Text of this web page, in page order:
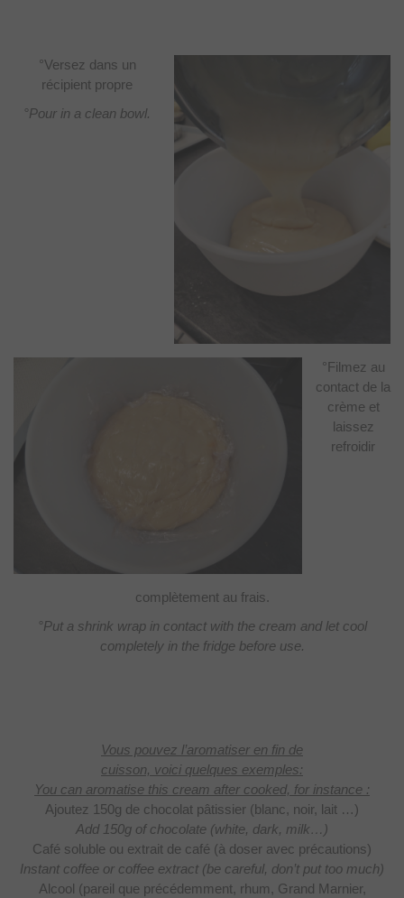
°Versez dans un
récipient propre
°Pour in a clean bowl.
°Filmez au
contact de la
crème et
laissez
refroidir
complètement au frais.
°Put a shrink wrap in contact with the cream and let cool
completely in the fridge before use.
Vous pouvez l’aromatiser en fin de
cuisson, voici quelques exemples:
You can aromatise this cream after cooked, for instance :
Ajoutez 150g de chocolat pâtissier (blanc, noir, lait …)
Add 150g of chocolate (white, dark, milk…)
Café soluble ou extrait de café (à doser avec précautions)
Instant coffee or coffee extract (be careful, don’t put too much)
Alcool (pareil que précédemment, rhum, Grand Marnier,